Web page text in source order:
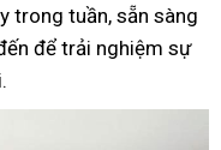
trong tuần, sẵn sàng
để trải nghiệm sự